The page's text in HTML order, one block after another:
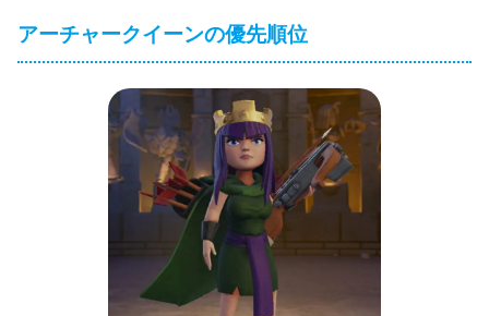
アーチャークイーンの優先順位